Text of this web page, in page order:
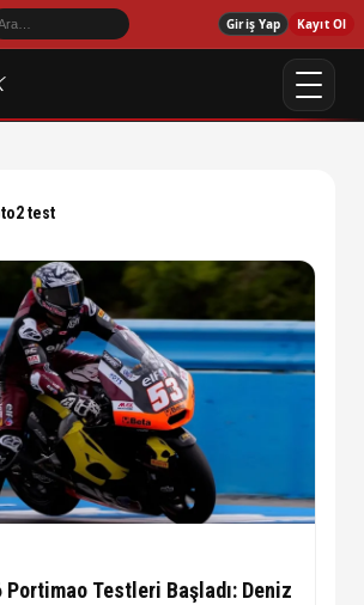
Giriş Yap Kayıt Ol
test
Portimao Testleri Başladı: Deniz